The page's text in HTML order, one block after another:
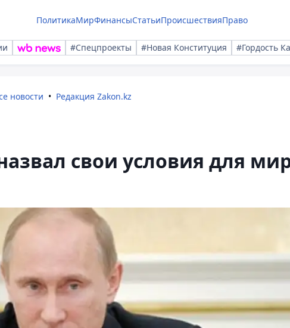
ПолитикаМирФинансыСтатьиПроисшествияПраво
#Спецпроекты #Новая Конституция #Гордость
новости Редакция Zakon.kz
свои условия для